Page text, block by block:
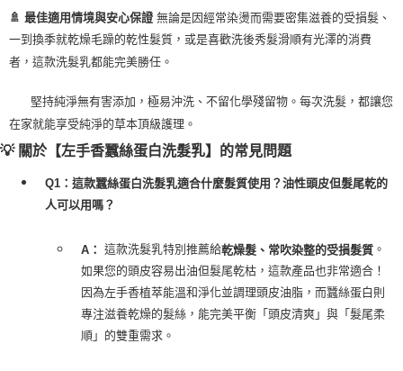
🚿 最佳適用情境與安心保證無論是因經常染燙而需要密集滋養的受損髮、
一到換季就乾燥毛躁的乾性髮質， 或是喜歡洗後秀髮滑順有光澤的消費
者， 這款洗髮乳都能完美勝任。
堅持純淨無有害添加， 極易沖洗、 不留化學殘留物。 每次洗髮， 都讓您
在家就能享受純淨的草本頂級護理。
💡 關於【左手香蠶絲蛋白洗髮乳】的常見問題
Q1：這款蠶絲蛋白洗髮乳適合什麼髮質使用？油性頭皮但髮尾乾的
人可以用嗎？
A： 這款洗髮乳特別推薦給乾燥髮、常吹染整的受損髮質 。
如果您的頭皮容易出油但髮尾乾枯，這款產品也非常適合！
因為左手香植萃能溫和淨化並調理頭皮油脂，而蠶絲蛋白則
專注滋養乾燥的髮絲，能完美平衡「頭皮清爽」與「髮尾柔
順」的雙重需求。